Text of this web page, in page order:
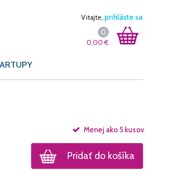
Vitajte, prihláste sa
0
0,00€
Menej ako 5 kusov
Pridať do košíka